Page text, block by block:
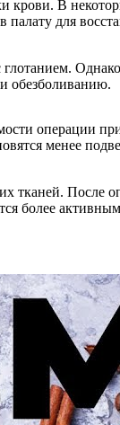
крови. В
для
обезболиванию.
операции
менее
После
более